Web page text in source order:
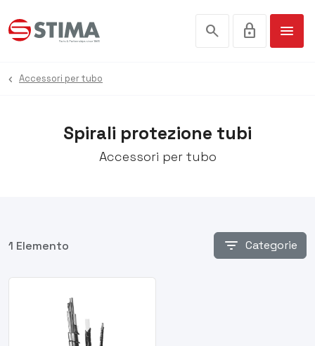
search lock menu
Spirali protezione tubi
Accessori per tubo
Accessori per tubo
1 Elemento filter_list Categorie